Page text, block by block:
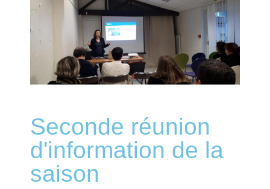
Seconde réunion
d'information de la
saison